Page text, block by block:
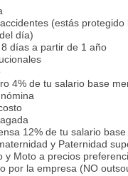
(estás
día)
días a partir de 1 año
4% de tu salario base
12% de tu salario
y Paternidad
y Moto a precios
por la empresa (NO